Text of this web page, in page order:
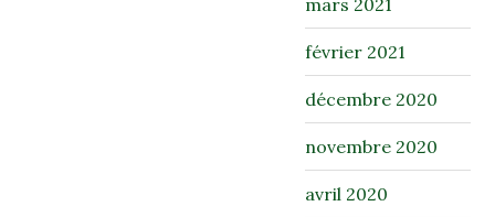
mars 2021
février 2021
décembre 2020
novembre 2020
avril 2020